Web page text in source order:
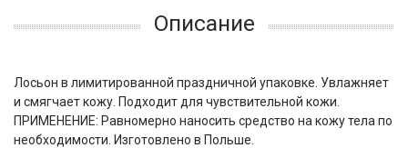
Описание
Лосьон в лимитированной праздничной упаковке. Увлажняет
и смягчает кожу. Подходит для чувствительной кожи.
ПРИМЕНЕНИЕ: Равномерно наносить средство на кожу тела по
необходимости. Изготовлено в Польше.